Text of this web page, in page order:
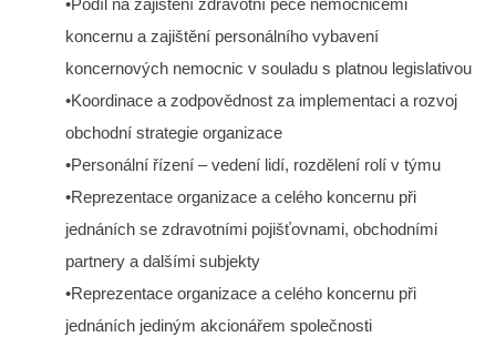
•Podíl na zajištění zdravotní péče nemocnicemi
koncernu a zajištění personálního vybavení
koncernových nemocnic v souladu s platnou legislativou
•Koordinace a zodpovědnost za implementaci a rozvoj
obchodní strategie organizace
•Personální řízení – vedení lidí, rozdělení rolí v týmu
•Reprezentace organizace a celého koncernu při
jednáních se zdravotními pojišťovnami, obchodními
partnery a dalšími subjekty
•Reprezentace organizace a celého koncernu při
jednáních jediným akcionářem společnosti